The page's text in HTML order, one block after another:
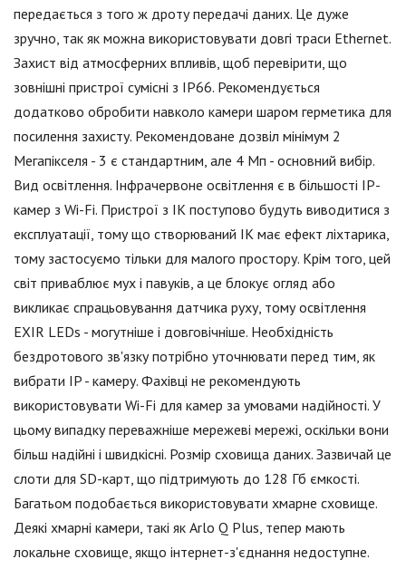
передається з того ж дроту передачі даних. Це дуже
зручно, так як можна використовувати довгі траси Ethernet.
Захист від атмосферних впливів, щоб перевірити, що
зовнішні пристрої сумісні з IP66. Рекомендується
додатково обробити навколо камери шаром герметика для
посилення захисту. Рекомендоване дозвіл мінімум 2
Мегапікселя - 3 є стандартним, але 4 Мп - основний вибір.
Вид освітлення. Інфрачервоне освітлення є в більшості IP-
камер з Wi-Fi. Пристрої з ІК поступово будуть виводитися з
експлуатації, тому що створюваний ІК має ефект ліхтарика,
тому застосуємо тільки для малого простору. Крім того, цей
світ приваблює мух і павуків, а це блокує огляд або
викликає спрацьовування датчика руху, тому освітлення
EXIR LEDs - могутніше і довговічніше. Необхідність
бездротового зв'язку потрібно уточнювати перед тим, як
вибрати IP - камеру. Фахівці не рекомендують
використовувати Wi-Fi для камер за умовами надійності. У
цьому випадку переважніше мережеві мережі, оскільки вони
більш надійні і швидкісні. Розмір сховища даних. Зазвичай це
слоти для SD-карт, що підтримують до 128 Гб ємкості.
Багатьом подобається використовувати хмарне сховище.
Деякі хмарні камери, такі як Arlo Q Plus, тепер мають
локальне сховище, якщо інтернет-з'єднання недоступне.